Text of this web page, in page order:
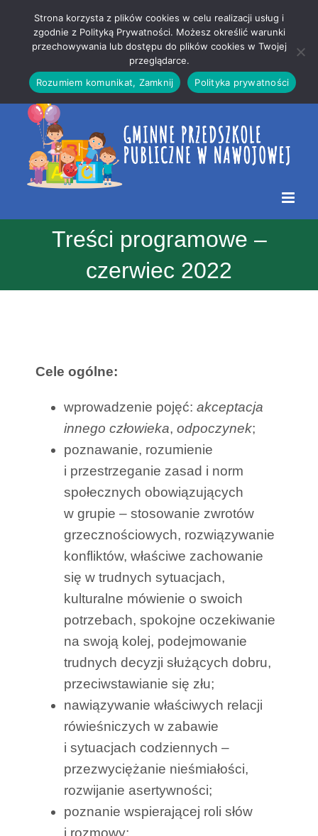
treści
strony
Treści programowe –
czerwiec 2022
Cele ogólne:
wprowadzenie pojęć: akceptacja
innego człowieka, odpoczynek;
poznawanie, rozumienie
i przestrzeganie zasad i norm
społecznych obowiązujących
w grupie – stosowanie zwrotów
grzecznościowych, rozwiązywanie
konfliktów, właściwe zachowanie
się w trudnych sytuacjach,
kulturalne mówienie o swoich
potrzebach, spokojne oczekiwanie
na swoją kolej, podejmowanie
trudnych decyzji służących dobru,
przeciwstawianie się złu;
nawiązywanie właściwych relacji
rówieśniczych w zabawie
i sytuacjach codziennych –
przezwyciężanie nieśmiałości,
rozwijanie asertywności;
poznanie wspierającej roli słów
i rozmowy;
Strona korzysta z plików cookies w celu realizacji usług i
zgodnie z Polityką Prywatności. Możesz określić warunki
przechowywania lub dostępu do plików cookies w Twojej
przeglądarce.
Rozumiem komunikat, Zamknij
Polityka prywatności